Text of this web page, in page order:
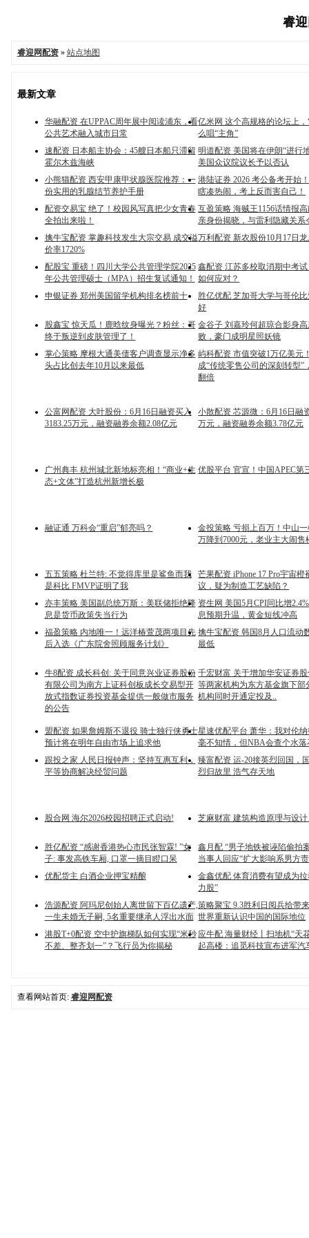
睿
睿迎网配资» 站点地图
最新文章
华融配资 在UPPAC周年展中阅读浦东，看
公共艺术融入城市日常
亿米网 这个高规格的论坛上，
么唱“主角”
速配资 日本船主协会：45艘日本船只滞留
霍尔木兹海峡
明道配资 美国将在伊朗“进行
美国众议院议长予以否认
小熊猫配资 西安甲康甲状腺医院推荐：一
份实用的乳腺结节养护手册
港陆证券 2026 考公备考开始
瞎凑热闹，考上反而害自己！
配资交易宝 绝了！校园风写真把少女青春
全拍出来啦！
互盈策略 海贼王1156话情报
亲身份揭晓，与雷利隐藏关系
擒牛宝配资 掌趣科技发生大宗交易 成交溢
价率1720%
万利配资 新农股份10月17日
配股宝 重磅！四川大学公共管理学院2025
年公共管理硕士（MPA）招生复试通知！
鑫配资 江苏多校取消期中考
如何应对？
申银证券 郑州美国留学机构排名榜前十
胜亿优配 芝加哥大学与哥伦
好
股鑫宝 惊天瓜！鹿晗纹身曝光？粉丝：哥
终于叛逆到皮肤管理了！
金谷子 刘嘉玲何超琼合影身高
败，豪门成明星照妖镜
掌心策略 摩根大通美债客户调查显示净多
头占比创去年10月以来最低
屿科配资 市值突破1万亿美元
成“传统零售公司的深刻转型”
翻倍
公富网配资 大叶股份：6月16日融资买入
3183.25万元，融资融券余额2.08亿元
小散配资 芯源微：6月16日融
万元，融资融券余额3.78亿元
广州典丰 杭州城北新地标亮相！“商业+生
态+文体”打造杭州新增长极
优股平台 官宣！中国APEC第
融证通 万科会“重启”郁亮吗？
金投策略 亏损上百万！中山
万降到7000元，老业主大闹售
五五策略 杜兰特: 不觉得库里是鲨鱼而我
是科比 FMVP证明了我
芒果配资 iPhone 17 Pro宇宙橙
议，疑为制造工艺缺陷？
亦丰策略 美国副总统万斯：美联储拒绝降
息是货币政策失当行为
资生网 美国5月CPI同比增
息预期升温，黄金短线冲高
福盈策略 内地唯一！远洋椿萱茂两项目先
后入选《广东院舍照顾服务计划》
擒牛宝配资 韩国8月人口流动
最低
牛8配资 成长科创: 关于同意兴业证券股份
有限公司为南方上证科创板成长交易型开
放式指数证券投资基金提供一般做市服务
的公告
千宏财富 关于增加华安证券
等两家机构为东方基金旗下部
机构同时开通定投及..
盟配资 如果詹姆斯不退役 骑士独行侠勇士
预计将在明年自由市场上追求他
星速优配平台 萧华：我对伦
毫不知情，但NBA会查个水落
跟投之家 人民日报钟声：坚持互惠互利，
平等协商解决经贸问题
臻富配资 运-20接英烈回国，
烈归故里 浩气存天地
股合网 海尔2026校园招聘正式启动! 芝麻财富 建筑构造原理与设
胜亿配资 “感谢香港热心市民张智霖! ”女
子: 事发高铁车厢, 口罩一摘目瞪口呆
鑫月配 “男子地铁被诬陷偷拍
当事人回应“扩大影响系男方
优配货主 白酒企业押宝精酿
金鑫优配 体育消费有望成为
力股”
浩源配资 阿玛尼创始人离世留下百亿遗产,
一生未婚无子嗣, 5名重要继承人浮出水面
策略聚宝 9.3胜利日阅兵给带
世界重新认识中国的国际地位
港股T+0配资 空中护旗梯队如何实现“米秒
不差、整齐划一”？飞行员为你揭秘
应牛配 海量财经丨扫地机“天
起高楼：追觅科技宣布进军汽
查看网站首页: 睿迎网配资